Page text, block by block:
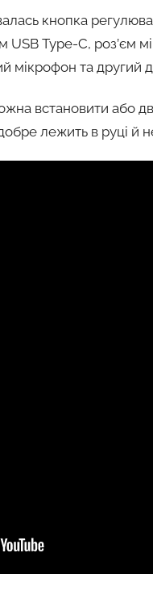
кнопка
Type-C, роз’єм
мікрофон та другий
встановити або
лежить в руці й